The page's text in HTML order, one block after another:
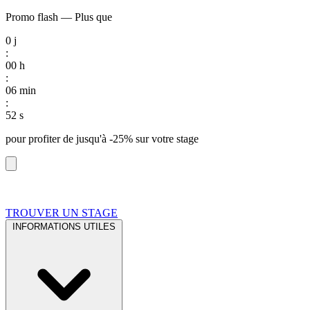
Promo flash — Plus que
0 j
:
00 h
:
06 min
:
51 s
pour profiter de jusqu'à -25% sur votre stage
TROUVER UN STAGE
INFORMATIONS UTILES